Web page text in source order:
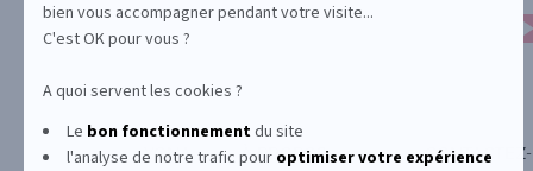
bien vous accompagner pendant votre visite...
C'est OK pour vous ?
A quoi servent les cookies ?
Le bon fonctionnementdu site
l'analyse de notre trafic pour optimiservotre expérience
YONA À PROPOS